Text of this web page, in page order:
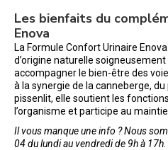
Les bienfaits du
Enova
La Formule Confort Urinaire
d’origine naturelle
accompagner le bien-être des
à la synergie de la canneberge,
pissenlit, elle soutient les
l’organisme et participe au
Il vous manque une info ? Nous
04 du lundi au vendredi de 9h à 17h.